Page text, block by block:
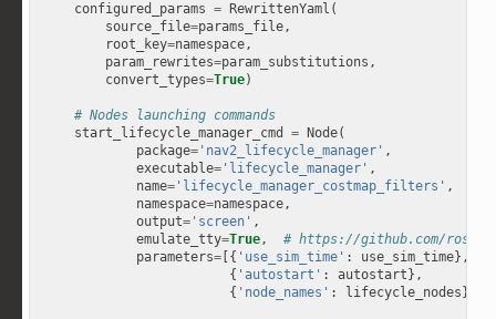
configured_params = RewrittenYaml (
source_file=params_file,
root_key=namespace,
param_rewrites=param_substitutions ,
convert_types=True)
# Nodes launching commands
start_lifecycle_manager_cmd
= Node(
package='nav2_lifecycle_manager' ,
executable='lifecycle_manager' ,
name='lifecycle_manager_costmap_filters' ,
namespace=namespace,
output='screen' ,
emulate_tty=True,
# https://github.com/ros2/
parameters=[{ 'use_sim_time' : use_sim_time},
{ 'autostart' : autostart },
{ 'node_names' : lifecycle_nodes }])